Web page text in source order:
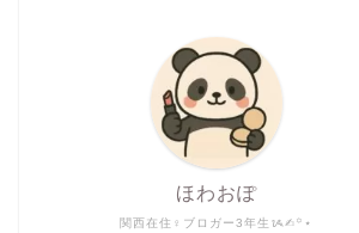
関西在住♀ブロガー3年生ᝰ✍︎꙳⋆
ほわおぽ